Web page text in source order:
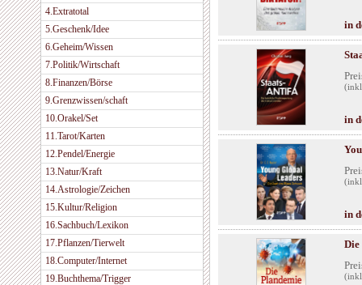
4.Extratotal
5.Geschenk/Idee
6.Geheim/Wissen
7.Politik/Wirtschaft
8.Finanzen/Börse
9.Grenzwissen/schaft
10.Orakel/Set
11.Tarot/Karten
12.Pendel/Energie
13.Natur/Kraft
14.Astrologie/Zeichen
15.Kultur/Religion
16.Sachbuch/Lexikon
17.Pflanzen/Tierwelt
18.Computer/Internet
19.Buchthema/Trigger
in
in
in
Die